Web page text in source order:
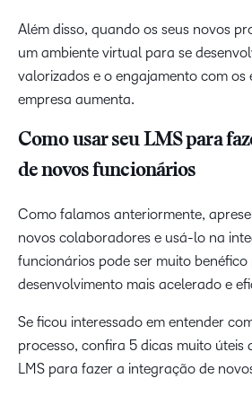
Além disso, quando os seus novos
um ambiente virtual para se
valorizados e o engajamento com os
empresa aumenta.
Como usar seu LMS para
de novos funcionários
Como falamos anteriormente,
novos colaboradores e usá-lo na
funcionários pode ser muito benéfico
desenvolvimento mais acelerado e
Se ficou interessado em entender
processo, confira 5 dicas muito úteis
LMS para fazer a integração de